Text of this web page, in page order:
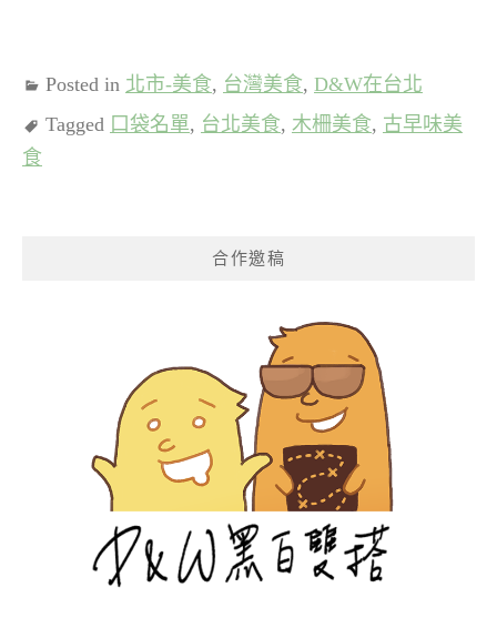
Posted in 北市-美食, 台灣美食, D&W在台北
Tagged 口袋名單, 台北美食, 木柵美食, 古早味美
食
合作邀稿